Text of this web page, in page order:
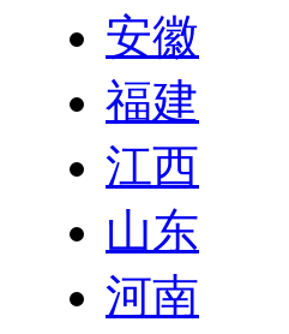
安徽
福建
江西
山东
河南